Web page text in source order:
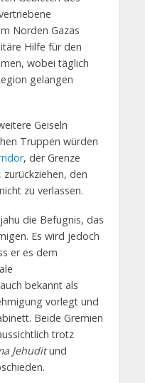
Norden Gazas
Hilfe für den
wobei täglich
gelangen
Geiseln
Truppen würden
, der Grenze
den
zu verlassen.
die Befugnis, das
Es wird jedoch
er es dem
bekannt als
vorlegt und
Beide Gremien
trotz
Jehuditund